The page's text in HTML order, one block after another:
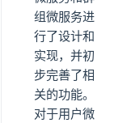
组微服务进
行了设计和
实现，并初
步完善了相
关的功能。
对于用户微